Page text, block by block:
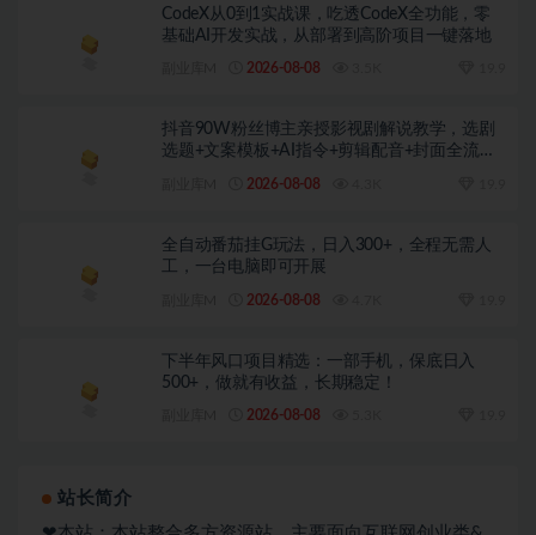
CodeX从0到1实战课，吃透CodeX全功能，零
基础AI开发实战，从部署到高阶项目一键落地
2026-08-08
抖音90W粉丝博主亲授影视剧解说教学，选剧
选题+文案模板+AI指令+剪辑配音+封面全流程
2026-08-08
全自动番茄挂G玩法，日入300+，全程无需人
工，一台电脑即可开展
2026-08-08
下半年风口项目精选：一部手机，保底日入
500+，做就有收益，长期稳定！
2026-08-08
站长简介